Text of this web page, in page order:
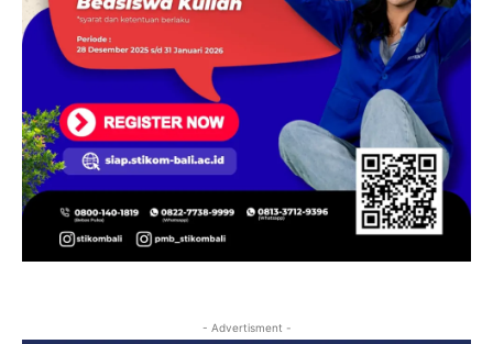
- Advertisment -